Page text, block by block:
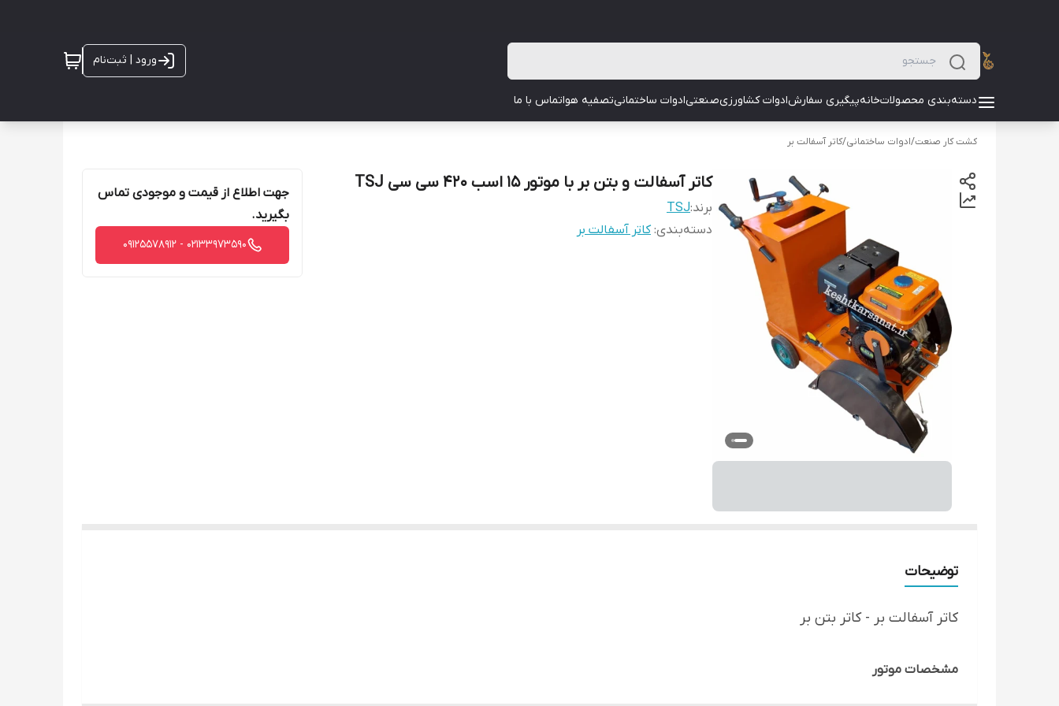
ورود | ثبت‌نام
دسته‌بندی محصولاتخانهپیگیری سفارشادوات کشاورزیصنعتیادوات ساختمانیتصفیه هواتماس با ما
کشت کار صنعت/ادوات ساختمانی/کاتر آسفالت بر
کاتر آسفالت و بتن بر با موتور 15 اسب 420 سی سی TSJ
برند:TSJ
دسته‌بندی:کاتر آسفالت بر
جهت اطلاع از قیمت و موجودی تماس
بگیرید.
02133973590 - 09125578912
توضیحات
کاتر آسفالت بر - کاتر بتن بر
مشخصات موتور